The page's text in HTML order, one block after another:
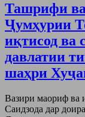
Ташрифи
Ҷумҳурии
иқтисод ва
давлатии
шаҳри
Вазири маориф ва
Саидзода дар